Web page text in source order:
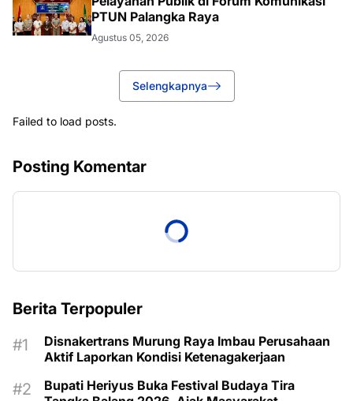
PTUN Palangka Raya
Agustus 05, 2026
Selengkapnya
Failed to load posts.
Posting Komentar
Berita Terpopuler
Disnakertrans Murung Raya Imbau Perusahaan
Aktif Laporkan Kondisi Ketenagakerjaan
Bupati Heriyus Buka Festival Budaya Tira